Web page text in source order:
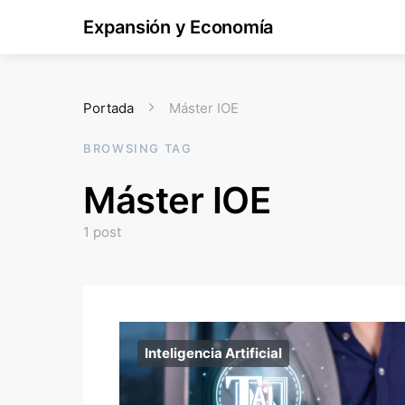
Expansión y Economía
Portada Máster IOE
BROWSING TAG
Máster IOE
1 post
Inteligencia Artificial